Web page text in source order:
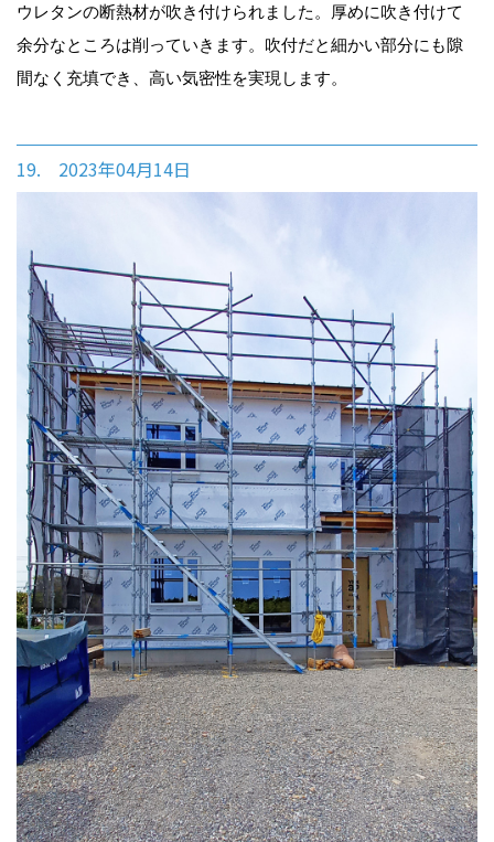
ウレタンの断熱材が吹き付けられました。厚めに吹き付けて
余分なところは削っていきます。吹付だと細かい部分にも隙
間なく充填でき、高い気密性を実現します。
19. 2023年04月14日